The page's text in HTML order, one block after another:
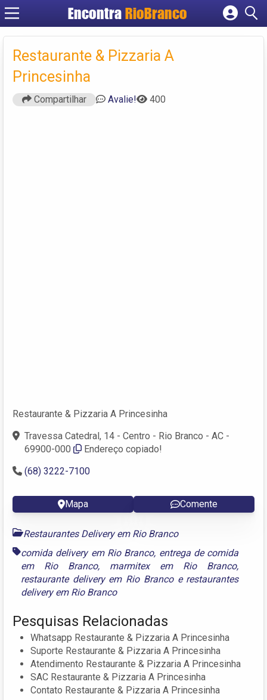
Encontra RioBranco
Cadastrar empresa
Criar conta
Restaurante & Pizzaria A
Princesinha
Compartilhar Avalie! 400
Restaurante & Pizzaria A Princesinha
Travessa Catedral, 14 - Centro - Rio Branco - AC -
69900-000
Endereço copiado!
(68) 3222-7100
Mapa Comente
Restaurantes Delivery em Rio Branco
comida delivery em Rio Branco, entrega de comida
em Rio Branco, marmitex em Rio Branco,
restaurante delivery em Rio Brancoe restaurantes
delivery em Rio Branco
Pesquisas Relacionadas
Whatsapp Restaurante & Pizzaria A Princesinha
Suporte Restaurante & Pizzaria A Princesinha
Atendimento Restaurante & Pizzaria A Princesinha
SAC Restaurante & Pizzaria A Princesinha
Contato Restaurante & Pizzaria A Princesinha